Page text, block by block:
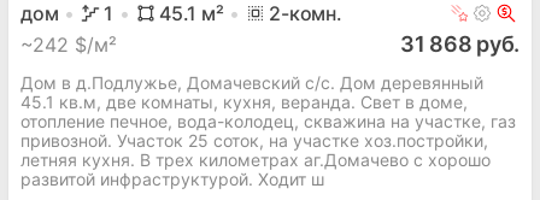
дом 1 45.1 м² 2-комн.
~242 $/м² 31 868 руб.
Дом в д.Подлужье, Домачевский с/с. Дом деревянный
45.1 кв.м, две комнаты, кухня, веранда. Свет в доме,
отопление печное, вода-колодец, скважина на участке, газ
привозной. Участок 25 соток, на участке хоз.постройки,
летняя кухня. В трех километрах аг.Домачево с хорошо
развитой инфраструктурой. Ходит ш